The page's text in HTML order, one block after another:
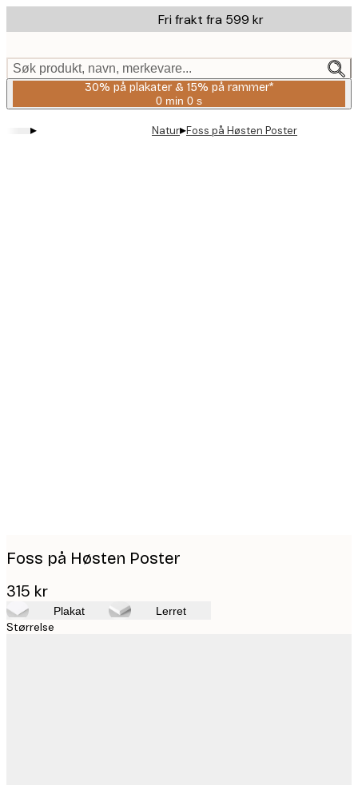
to
content.
Fri frakt fra 599 kr
Søk produkt, navn, merkevare...
30% på plakater & 15% på rammer*
0 min 0 s
Gyldig
og
▸ Natur▸Foss på Høsten Poster
Foss på Høsten Poster
315 kr
Plakat Lerret
Størrelse